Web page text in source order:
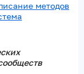
методов